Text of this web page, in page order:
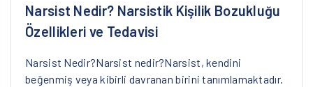
Narsist Nedir? Narsistik Kişilik Bozukluğu
Özellikleri ve Tedavisi
Narsist Nedir?Narsist nedir?Narsist, kendini
beğenmiş veya kibirli davranan birini tanımlamaktadır.